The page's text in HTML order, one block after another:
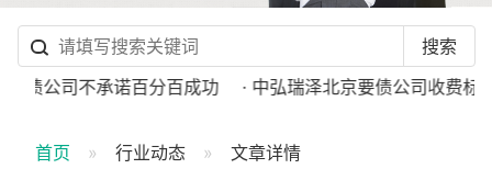
公司不承诺百分百成功 · 中弘瑞泽北京要债公司收费标准
首页 行业动态 文章详情